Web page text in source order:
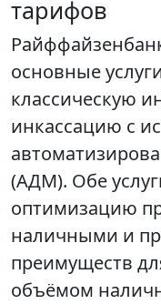
тарифов
основные
классическую
инкассацию с
(АДМ). Обе
оптимизацию
наличными и
преимуществ
объёмом